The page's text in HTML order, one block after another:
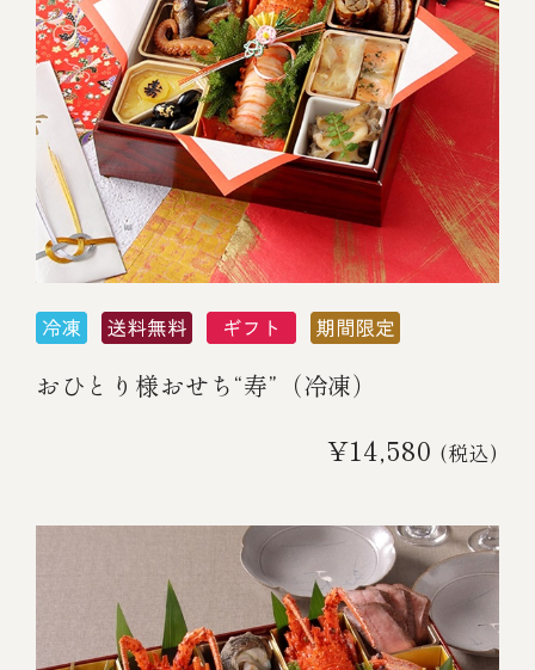
おひとり様おせち“寿”（冷凍）
¥14,580 (税込)